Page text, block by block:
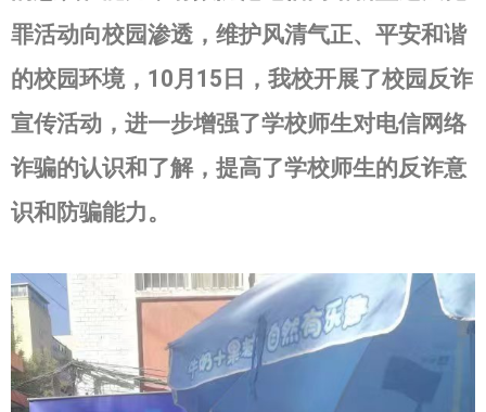
罪活动向校园渗透，维护风清气正、 平安和谐
的校园环境， 10月 15 日，我校开展了校园反诈
宣传活动，进一步增强了学校师生对电信网络
诈骗的认识和了解，提高了学校师生的反诈意
识和防骗能力。